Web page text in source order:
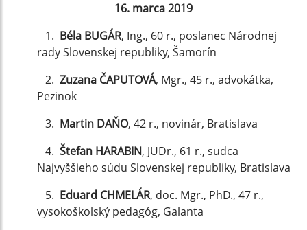
16. marca 2019
1. Béla BUGÁR, Ing., 60 r., poslanec Národnej
rady Slovenskej republiky, Šamorín
2. Zuzana ČAPUTOVÁ, Mgr., 45 r., advokátka,
Pezinok
3. Martin DAŇO, 42 r., novinár, Bratislava
4. Štefan HARABIN, JUDr., 61 r., sudca
Najvyššieho súdu Slovenskej republiky, Bratislava
5. Eduard CHMELÁR, doc. Mgr., PhD., 47 r.,
vysokoškolský pedagóg, Galanta